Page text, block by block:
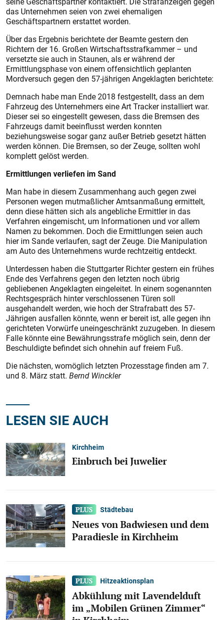
das Unternehmen seien von zwei ehemaligen
Geschäftspartnern erstattet worden.
Über das Ergebnis berichtete der Beamte gestern den
Richtern der 16. Großen Wirtschaftsstrafkammer – und
versetzte sie auch in Staunen, als er während der
Ermittlungsphase von einem offensichtlich geplanten
Mordversuch gegen den 57-jährigen Angeklagten berichtete:
Demnach habe man Ende 2018 festgestellt, dass an dem
Fahrzeug des Unternehmers eine Art Tracker installiert war.
Dieser sei so eingestellt gewesen, dass die Bremsen des
Fahrzeugs damit beeinflusst werden konnten
beziehungsweise sogar ganz außer Betrieb gesetzt hätten
werden können. Die Bremsen, so der Zeuge, sollten wohl
komplett gelöst werden.
Ermittlungen verliefen im Sand
Man habe in diesem Zusammenhang auch gegen zwei
Personen wegen mutmaßlicher Amtsanmaßung ermittelt,
denn diese hätten sich als angebliche Ermittler in das
Verfahren eingemischt, um Informationen und vor allem
Namen zu bekommen. Doch die Ermittlungen seien auch
hier im Sande verlaufen, sagt der Zeuge. Die Manipulation
am Auto des Unternehmens wurde rechtzeitig entdeckt.
Unterdessen haben die Stuttgarter Richter gestern ein frühes
Ende des Verfahrens gegen den letzten noch übrig
gebliebenen Angeklagten eingeleitet. In einem sogenannten
Rechtsgespräch hinter verschlossenen Türen soll
ausgehandelt werden, wie hoch der Strafrabatt des 57-
Jährigen ausfallen könnte, wenn er bereit ist, alle gegen ihn
gerichteten Vorwürfe uneingeschränkt zuzugeben. In diesem
Falle könnte eine Bewährungsstrafe möglich sein, denn der
Beschuldigte befindet sich ohnehin auf freiem Fuß.
Die nächsten, womöglich letzten Prozesstage finden am 7.
und 8. März statt. Bernd Winckler
LESEN SIE AUCH
Kirchheim
Einbruch bei Juwelier
Städtebau
Neues von Badwiesen und dem
Paradiesle in Kirchheim
Hitzeaktionsplan
Abkühlung mit Lavendelduft
im „Mobilen Grünen Zimmer“